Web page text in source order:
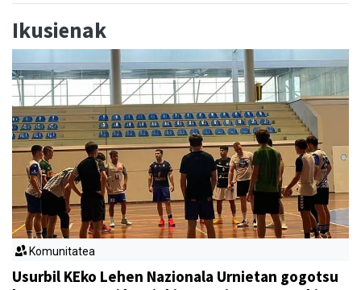
Ikusienak
Komunitatea
Usurbil KEko Lehen Nazionala Urnietan gogotsu